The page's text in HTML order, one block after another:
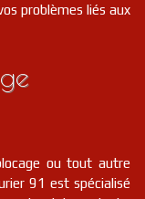
problèmes liés aux
ou tout autre
91 est spécialisé